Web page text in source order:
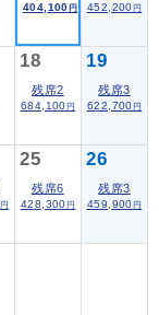
404,100 円 452,200 円
18
残席2
684,100 円
19
残席3
622,700 円
円
25
残席6
428,300 円
26
残席3
459,900 円